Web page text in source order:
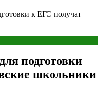
к ЕГЭ получат
подготовки
школьники